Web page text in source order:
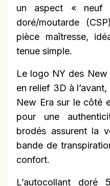
un aspect « neuf
doré/moutarde
pièce maîtresse,
tenue simple.
Le logo NY des
en relief 3D à
New Era sur le côté
pour une
brodés assurent la
bande de
confort.
L’autocollant doré